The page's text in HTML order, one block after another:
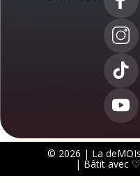
© 2026 | La
| Bâtit avec